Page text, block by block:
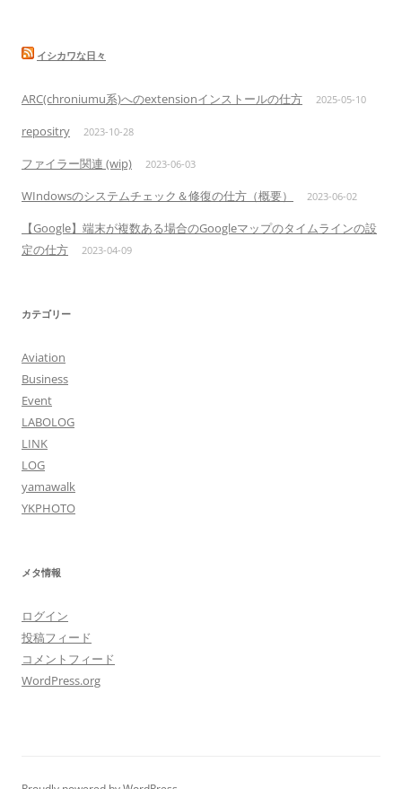
イシカワな日々
ARC(chroniumu系)へのextensionインストールの仕方 2025-05-10
repositry 2023-10-28
ファイラー関連 (wip) 2023-06-03
WIndowsのシステムチェック＆修復の仕方（概要） 2023-06-02
【Google】端末が複数ある場合のGoogleマップのタイムラインの設
定の仕方
2023-04-09
カテゴリー
Aviation
Business
Event
LABOLOG
LINK
LOG
yamawalk
YKPHOTO
メタ情報
ログイン
投稿フィード
コメントフィード
WordPress.org